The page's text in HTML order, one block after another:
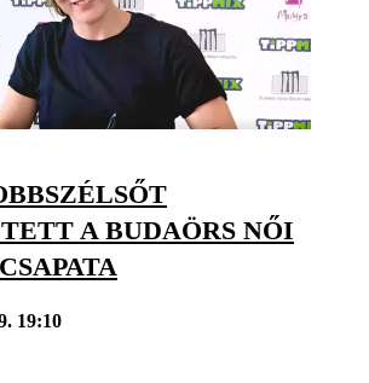
A BUDAÖRS NŐI
19:10